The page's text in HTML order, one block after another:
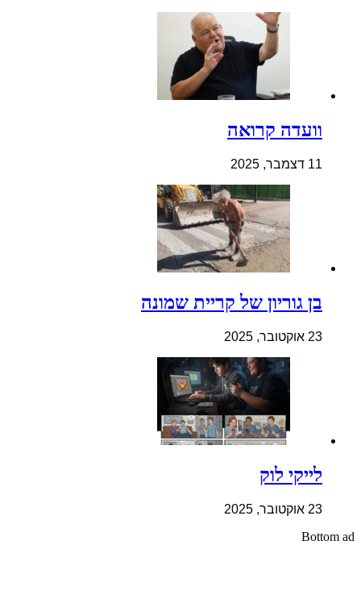
וועדה קרואה
11 דצמבר, 2025
בן גוריון של קריית שמונה
23 אוקטובר, 2025
לייקי לוק
23 אוקטובר, 2025
Bottom ad